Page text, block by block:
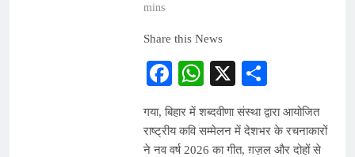
mins
Share this News
Facebook
WhatsApp
X
गया, बिहार में शब्दवीणा संस्था द्वारा आयोजित
राष्ट्रीय कवि सम्मेलन में देशभर के रचनाकारों
ने नव वर्ष 2026 का गीत, ग़ज़ल और दोहों से